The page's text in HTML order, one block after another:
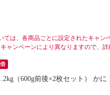
ては、各商品ごとに設定されたキャ
ャンペーンにより異なりますので、
（600g前後×2枚セット） か